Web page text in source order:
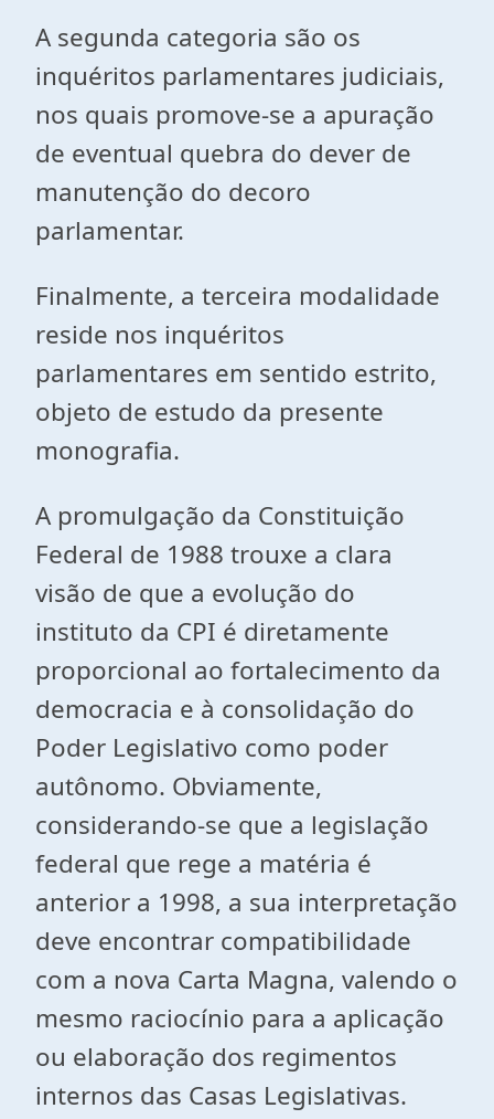
A segunda categoria são os
inquéritos parlamentares judiciais,
nos quais promove-se a apuração
de eventual quebra do dever de
manutenção do decoro
parlamentar.
Finalmente, a terceira modalidade
reside nos inquéritos
parlamentares em sentido estrito,
objeto de estudo da presente
monografia.
A promulgação da Constituição
Federal de 1988 trouxe a clara
visão de que a evolução do
instituto da CPI é diretamente
proporcional ao fortalecimento da
democracia e à consolidação do
Poder Legislativo como poder
autônomo. Obviamente,
considerando-se que a legislação
federal que rege a matéria é
anterior a 1998, a sua interpretação
deve encontrar compatibilidade
com a nova Carta Magna, valendo o
mesmo raciocínio para a aplicação
ou elaboração dos regimentos
internos das Casas Legislativas.